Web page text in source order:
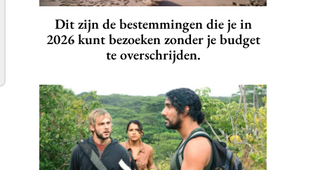
Dit zijn de bestemmingen die je in
2026 kunt bezoeken zonder je budget
te overschrijden.